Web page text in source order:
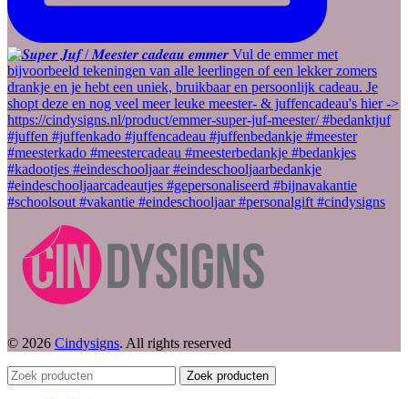
© 2026 Cindysigns. All rights reserved
Zoek producten